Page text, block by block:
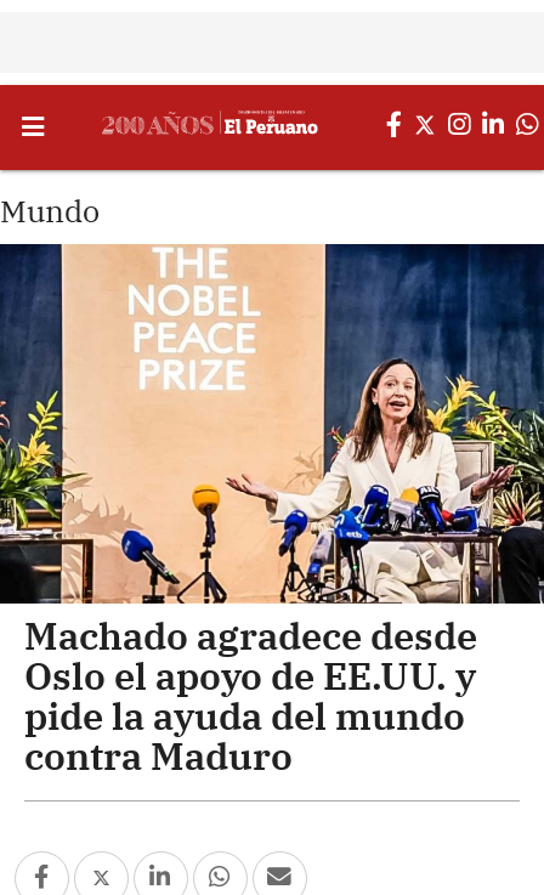
Mundo
Machado agradece desde
Oslo el apoyo de EE.UU. y
pide la ayuda del mundo
contra Maduro